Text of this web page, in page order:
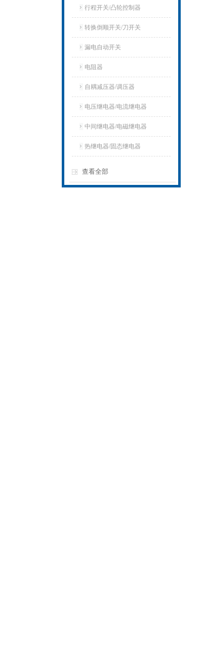
行程开关/凸轮控制器
转换倒顺开关/刀开关
漏电自动开关
电阻器
自耦减压器/调压器
电压继电器/电流继电器
中间继电器/电磁继电器
热继电器/固态继电器
查看全部